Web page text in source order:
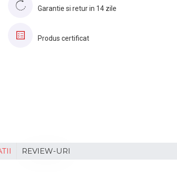
Garantie si retur in 14 zile
Produs certificat
REVIEW-URI